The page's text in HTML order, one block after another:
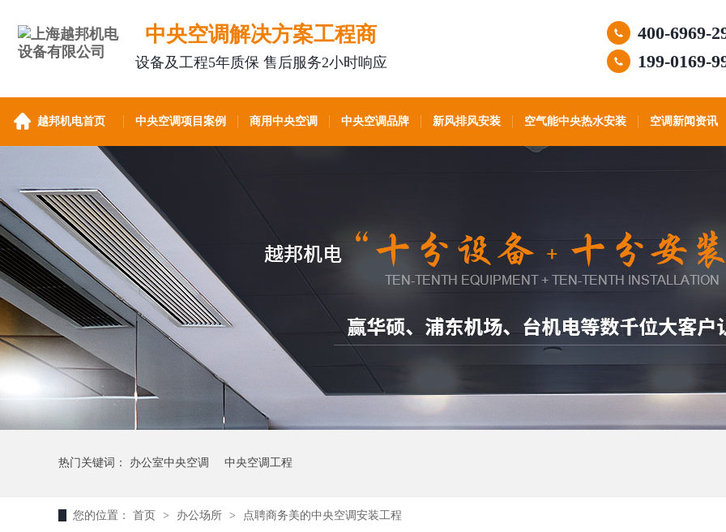
中央空调解决方案工程商
设备及工程5年质保 售后服务2小时响应
400-6969-
199-0169-
越邦机电首页 中央空调项目案例 商用中央空调 中央空调品牌 新风排风安装 空气能中央热水安装 空调新闻资讯
热门关键词： 办公室中央空调 中央空调工程
您的位置： 首页 > 办公场所 > 点聘商务美的中央空调安装工程